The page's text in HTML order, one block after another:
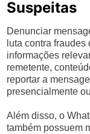
Suspeitas
Denunciar
luta contra
informações
remetente,
reportar a
presencialmente
Além disso, o
também possuem